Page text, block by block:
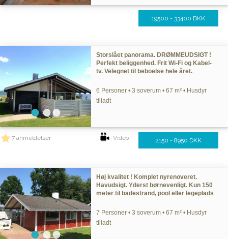
19500 - 33400 DKK
Storslået panorama. DRØMMEUDSIGT !
Perfekt beliggenhed. Frit Wi-Fi og Kabel-
tv. Velegnet til beboelse hele året.
6 Personer • 3 soverum • 67 m² • Husdyr
tilladt
7 anmeldelser Video 2150 - 8950 DKK
Høj kvalitet ! Komplet nyrenoveret.
Havudsigt. Yderst børnevenligt. Kun 150
meter til badestrand, pool eller legeplads
7 Personer • 3 soverum • 67 m² • Husdyr
tilladt